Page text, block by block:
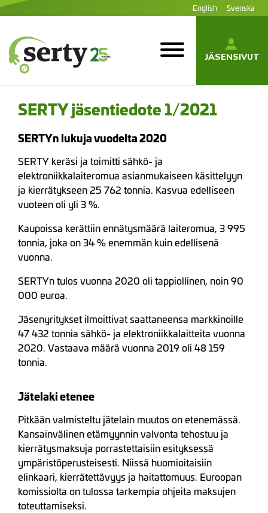
Siirry
sisältöön
English Svenska
JÄSENSIVUT
SERTY jäsentiedote 1/2021
SERTYn lukuja vuodelta 2020
SERTY keräsi ja toimitti sähkö- ja
elektroniikkalaiteromua asianmukaiseen käsittelyyn
ja kierrätykseen 25 762 tonnia. Kasvua edelliseen
vuoteen oli yli 3 %.
Kaupoissa kerättiin ennätysmäärä laiteromua, 3 995
tonnia, joka on 34 % enemmän kuin edellisenä
vuonna.
SERTYn tulos vuonna 2020 oli tappiollinen, noin 90
000 euroa.
Jäsenyritykset ilmoittivat saattaneensa markkinoille
47 432 tonnia sähkö- ja elektroniikkalaitteita vuonna
2020. Vastaava määrä vuonna 2019 oli 48 159
tonnia.
Jätelaki etenee
Pitkään valmisteltu jätelain muutos on etenemässä.
Kansainvälinen etämyynnin valvonta tehostuu ja
kierrätysmaksuja porrastettaisiin esityksessä
ympäristöperusteisesti. Niissä huomioitaisiin
elinkaari, kierrätettävyys ja haitattomuus. Euroopan
komissiolta on tulossa tarkempia ohjeita maksujen
toteuttamiseksi.